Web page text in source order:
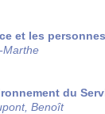
et les
Marthe
du
Benoît